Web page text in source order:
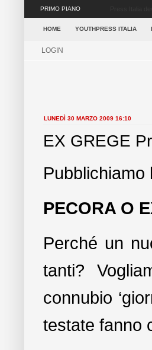
PRIMO PIANO Youth
HOME YOUTHPRESS ITALIA
LOGIN
LUNEDÌ 30 MARZO 2009 16:10
EX GREGE
PECORA O
Perché un
tanti?
connubio
testate fanno